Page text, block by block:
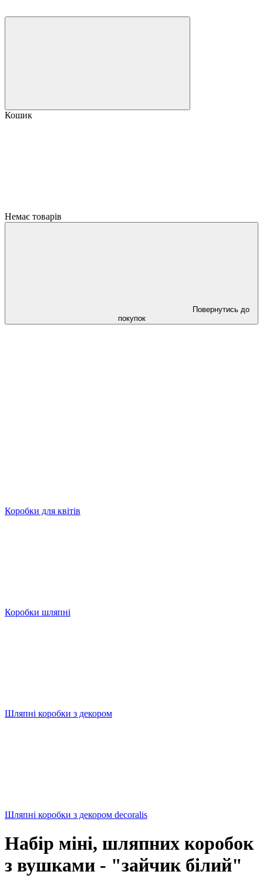
Кошик
Немає товарів
Повернутись до
покупок
Коробки для квітів
Коробки шляпні
Шляпні коробки з декором
Шляпні коробки з декором decoralis
Набір міні, шляпних коробок
з вушками - "зайчик білий"